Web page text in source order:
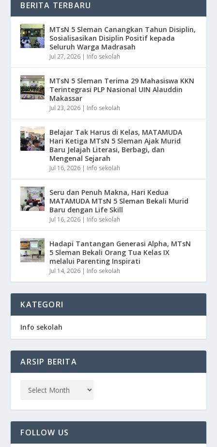
BERITA TERBARU
MTsN 5 Sleman Canangkan Tahun Disiplin,
Sosialisasikan Disiplin Positif kepada
Seluruh Warga Madrasah
Jul 27, 2026 | Info sekolah
MTsN 5 Sleman Terima 29 Mahasiswa KKN
Terintegrasi PLP Nasional UIN Alauddin
Makassar
Jul 23, 2026 | Info sekolah
Belajar Tak Harus di Kelas, MATAMUDA
Hari Ketiga MTsN 5 Sleman Ajak Murid
Baru Jelajah Literasi, Berbagi, dan
Mengenal Sejarah
Jul 16, 2026 | Info sekolah
Seru dan Penuh Makna, Hari Kedua
MATAMUDA MTsN 5 Sleman Bekali Murid
Baru dengan Life Skill
Jul 16, 2026 | Info sekolah
Hadapi Tantangan Generasi Alpha, MTsN
5 Sleman Bekali Orang Tua Kelas IX
melalui Parenting Inspirati
Jul 14, 2026 | Info sekolah
KATEGORI
Info sekolah
ARSIP BERITA
FOLLOW US